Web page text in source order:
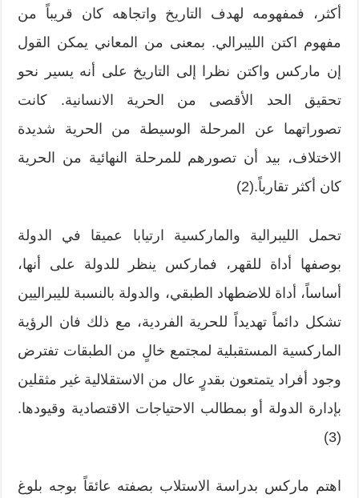
أكثر، فمفهومه لهدف التاريخ واتجاهه كان قريباً من
مفهوم اكتن الليبرالي. بمعنى من المعاني يمكن القول
إن ماركس واكتن نظرا إلى التاريخ على أنه يسير نحو
تحقيق الحد الأقصى من الحرية الانسانية. كانت
تصوراتهما عن المرحلة الوسيطة من الحرية شديدة
الاختلاف، بيد أن تصورهم للمرحلة النهائية من الحرية
كان أكثر تقارباً.(2)
تحمل الليبرالية والماركسية ارتيابا عميقا في الدولة
بوصفها أداة للقهر، فماركس ينظر للدولة على أنها،
أساساً، أداة للاضطهاد الطبقي، والدولة بالنسبة لليبراليين
تشكل دائماً تهديداً للحرية الفردية، مع ذلك فان الرؤية
الماركسية المستقبلية لمجتمع خالٍ من الطبقات تفترض
وجود أفراد يتمتعون بقدرٍ عال من الاستقلالية غير مثقلين
بإدارة الدولة أو بمطالب الاحتياجات الاقتصادية وقيودها.
(3)
اهتم ماركس بدراسة الاستلاب بصفته عائقاً بوجه بلوغ